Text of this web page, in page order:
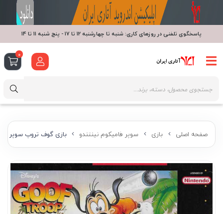
صفحه اصلی بازی سوپر فامیکوم نینتندو بازی گوف تروپ سوپر
پاسخگوی تلفنی در روزهای کاری: شنبه تا چهارشنبه 12 تا 17 - پنج شنبه 11 تا 14
0